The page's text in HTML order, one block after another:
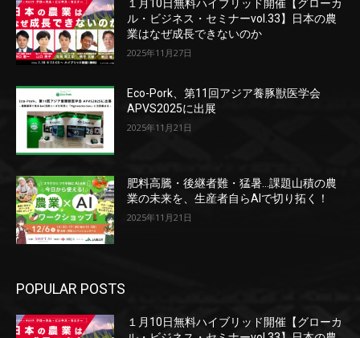
１月10日無料ハイブリッド開催【グローカ
ル・ビジネス・セミナーvol.33】日本の農
業はなぜ成長できないのか
2025年11月27日
Eco-Pork、第11回アジア養豚獣医学会
APVS2025に出展
2025年11月21日
肥料高騰・後継者難・猛暑…課題山積の農
業の未来を、生産者自らAIで切り拓く！
2025年11月21日
POPULAR POSTS
１月10日無料ハイブリッド開催【グローカ